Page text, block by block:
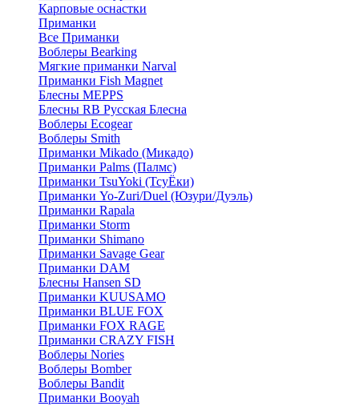
Карповые оснастки
Приманки
Все Приманки
Воблеры Bearking
Мягкие приманки Narval
Приманки Fish Magnet
Блесны MEPPS
Блесны RB Русская Блесна
Воблеры Ecogear
Воблеры Smith
Приманки Mikado (Микадо)
Приманки Palms (Палмс)
Приманки TsuYoki (ТсуЁки)
Приманки Yo-Zuri/Duel (Юзури/Дуэль)
Приманки Rapala
Приманки Storm
Приманки Shimano
Приманки Savage Gear
Приманки DAM
Блесны Hansen SD
Приманки KUUSAMO
Приманки BLUE FOX
Приманки FOX RAGE
Приманки CRAZY FISH
Воблеры Nories
Воблеры Bomber
Воблеры Bandit
Приманки Booyah